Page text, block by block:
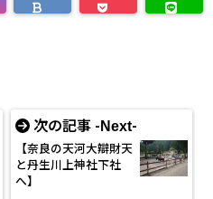
次の記事 - Next-
【奈良の天河大辯財天
と丹生川上神社下社
へ】